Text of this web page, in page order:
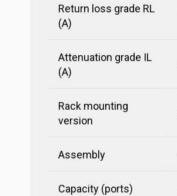
Return loss grade RL
(A)
Attenuation grade IL
(A)
Rack mounting
version
Assembly
Capacity (ports)